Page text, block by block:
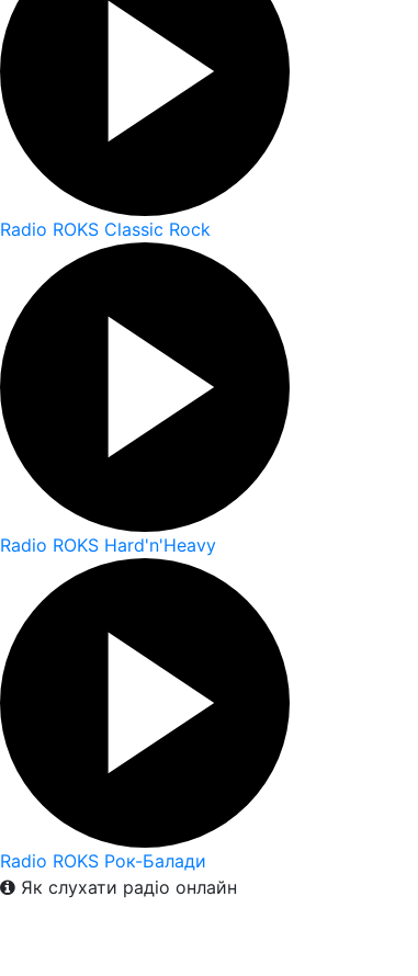
Radio ROKS Classic Rock
Radio ROKS Hard'n'Heavy
Radio ROKS Рок-Балади
Як слухати радіо онлайн